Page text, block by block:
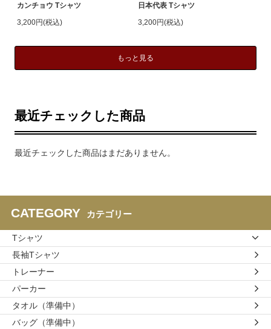
カンチョウ Tシャツ
3,200円(税込)
日本代表 Tシャツ
3,200円(税込)
もっと見る
最近チェックした商品
最近チェックした商品はまだありません。
CATEGORY カテゴリー
Tシャツ
長袖Tシャツ
トレーナー
パーカー
タオル（準備中）
バッグ（準備中）